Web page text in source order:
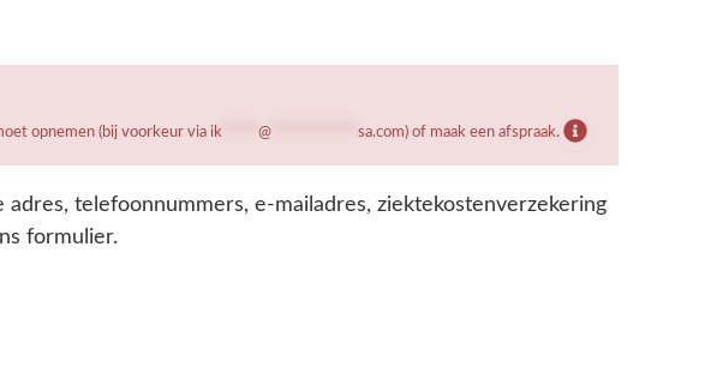
opnemen (bij voorkeur via ik @ sa.com) of maak een afspraak.
adres, telefoonnummers, e-mailadres, ziektekostenverzekering
formulier.